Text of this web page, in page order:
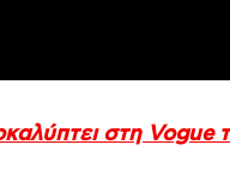
στη Vogue